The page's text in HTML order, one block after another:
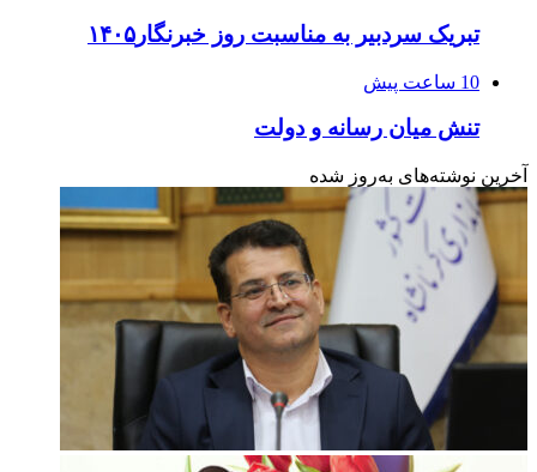
تبریک سردبیر به مناسبت روز خبرنگار۱۴۰۵
10 ساعت پیش
تنش میان رسانه و دولت
آخرین نوشته‌های‌ به‌روز شده